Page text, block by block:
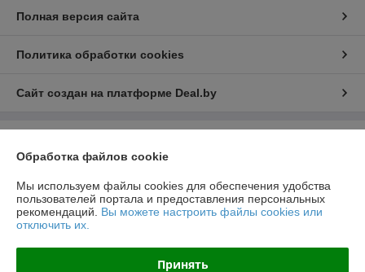
Полная версия сайта
Политика обработки cookies
Сайт создан на платформе Deal.by
222519, Беларусь, Минская обл., г.Борисов, ул.Днепровская д.58 к.7-34
Регистрационный номер ЕГР: 691923499
Регистрационный орган: Борисовский РИК
Обработка файлов cookie
Мы используем файлы cookies для обеспечения удобства
пользователей портала и предоставления персональных
рекомендаций. Вы можете настроить файлы cookies или
отключить их.
Принять